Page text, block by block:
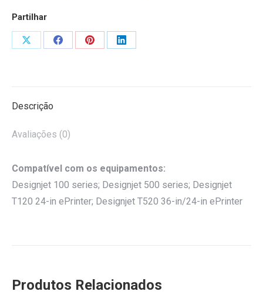
Genérico
Partilhar
Share
Share
Share
Share
Descrição
Avaliações (0)
Compatível com os equipamentos:
Designjet 100 series; Designjet 500 series; Designjet
T120 24-in ePrinter; Designjet T520 36-in/24-in ePrinter
Produtos Relacionados